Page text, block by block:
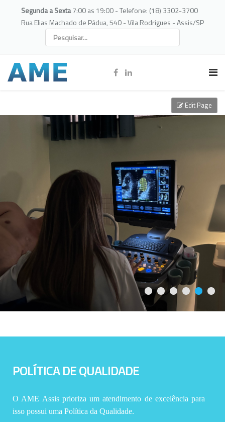
Segunda a Sexta7:00 as 19:00 - Telefone: (18) 3302-3700
Rua Elias Machado de Pádua, 540 - Vila Rodrigues - Assis/SP
POLÍTICA DE QUALIDADE
O AME Assis prioriza um atendimento de excelência para
isso possui uma Política da Qualidade.
Edit Page